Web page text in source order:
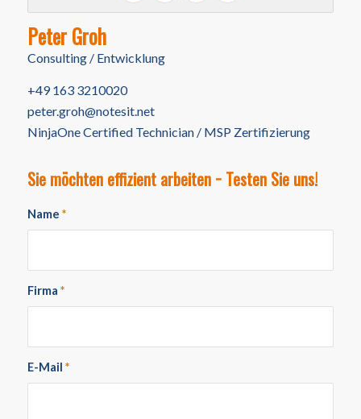
Peter Groh
Consulting / Entwicklung
+49 163 3210020
peter.groh@notesit.net
NinjaOne Certified Technician / MSP Zertifizierung
Sie möchten effizient arbeiten − Testen Sie uns!
Name *
Firma *
E-Mail *